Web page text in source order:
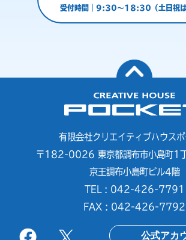
受付時間｜9:30～18:30（土日祝は
有限会社クリエイティブハウスポ
〒182-0026 東京都調布市小島町1
京王調布小島町ビル4階
TEL : 042-426-7791
FAX : 042-426-7792
公式アカ